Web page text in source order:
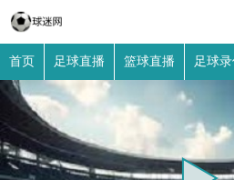
首页 足球直播 篮球直播 足球